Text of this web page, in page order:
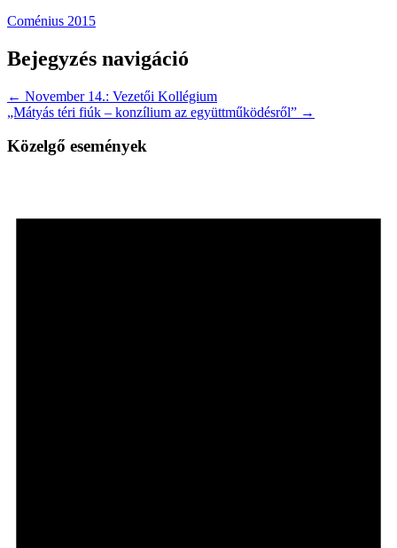
Coménius 2015
Bejegyzés navigáció
← November 14.: Vezetői Kollégium
„Mátyás téri fiúk – konzílium az együttműködésről” →
Közelgő események